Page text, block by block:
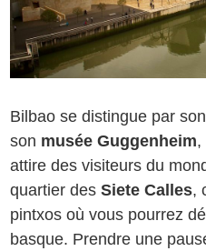
Bilbao se distingue par
son musée Guggenheim,
attire des visiteurs du
quartier desSiete Calles,
pintxos où vous pourrez
basque. Prendre une